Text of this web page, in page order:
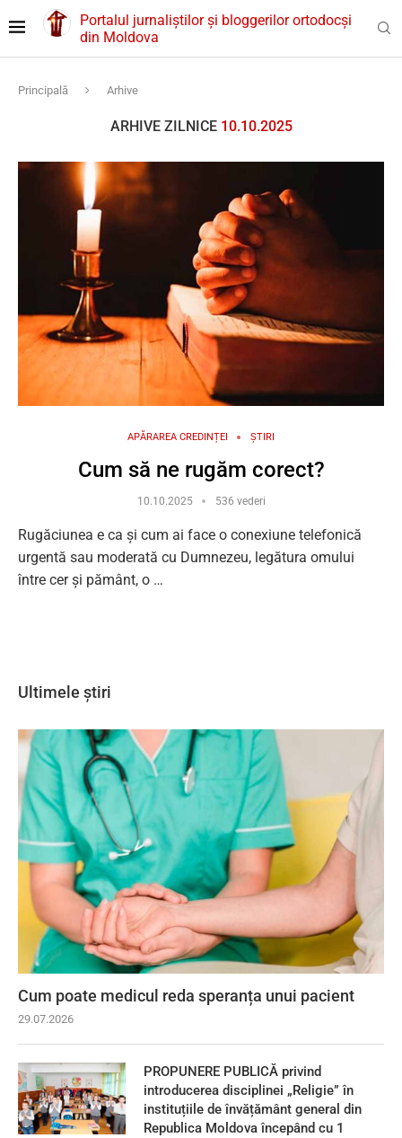
Portalul jurnaliștilor și bloggerilor ortodocși
din Moldova
Principală Arhive
ARHIVE ZILNICE 10.10.2025
APĂRAREA CREDINȚEI ȘTIRI
Cum să ne rugăm corect?
10.10.2025 536 vederi
Rugăciunea e ca și cum ai face o conexiune telefonică
urgentă sau moderată cu Dumnezeu, legătura omului
între cer și pământ, o …
Ultimele știri
Cum poate medicul reda speranța unui pacient
29.07.2026
PROPUNERE PUBLICĂ privind
introducerea disciplinei „Religie” în
instituțiile de învățământ general din
Republica Moldova începând cu 1